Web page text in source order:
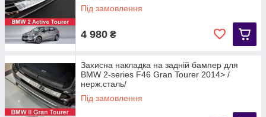
Під замовлення
4 980 ₴
Захисна накладка на задній бампер для
BMW 2-series F46 Gran Tourer 2014> /
нерж.сталь/
Під замовлення